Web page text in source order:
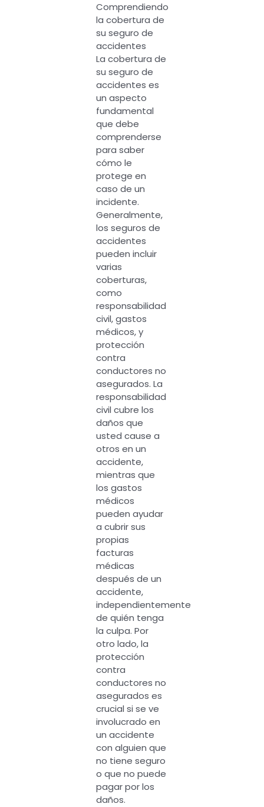
Comprendiendo
la cobertura de
su seguro de
accidentes
La cobertura de
su seguro de
accidentes es
un aspecto
fundamental
que debe
comprenderse
para saber
cómo le
protege en
caso de un
incidente.
Generalmente,
los seguros de
accidentes
pueden incluir
varias
coberturas,
como
responsabilidad
civil, gastos
médicos, y
protección
contra
conductores no
asegurados. La
responsabilidad
civil cubre los
daños que
usted cause a
otros en un
accidente,
mientras que
los gastos
médicos
pueden ayudar
a cubrir sus
propias
facturas
médicas
después de un
accidente,
independientemente
de quién tenga
la culpa. Por
otro lado, la
protección
contra
conductores no
asegurados es
crucial si se ve
involucrado en
un accidente
con alguien que
no tiene seguro
o que no puede
pagar por los
daños.